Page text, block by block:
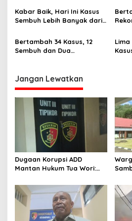
s
Mitra dan Manado
Kabar Baik, Hari Ini Kasus
Sembuh Lebih Banyak dari
Bertambah 34 Kasus, 12
Sembuh dan Dua
Jangan Lewatkan
Dugaan Korupsi ADD
Mantan Hukum Tua Wori:
Hasil Audit Inspektorat